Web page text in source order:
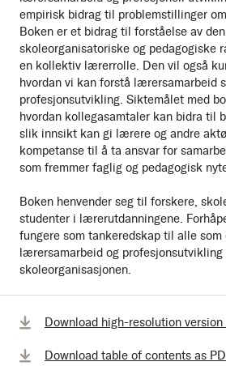
empirisk bidrag til problemstillinger
Boken er et bidrag til forståelse av
skoleorganisatoriske og pedagogiske
en kollektiv lærerrolle. Den vil også
hvordan vi kan forstå lærersamarbeid
profesjonsutvikling. Siktemålet med
hvordan kollegasamtaler kan bidra til
slik innsikt kan gi lærere og andre
kompetanse til å ta ansvar for
som fremmer faglig og pedagogisk
Boken henvender seg til forskere,
studenter i lærerutdanningene.
fungere som tankeredskap til alle
lærersamarbeid og profesjonsutvikling
skoleorganisasjonen.
Download high-resolution
Download table of contents as